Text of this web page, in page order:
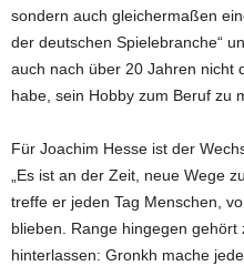
sondern auch gleichermaßen
der deutschen Spielebranche“
auch nach über 20 Jahren nicht
habe, sein Hobby zum Beruf zu
Für Joachim Hesse ist der
„Es ist an der Zeit, neue Wege
treffe er jeden Tag Menschen,
blieben. Range hingegen
hinterlassen: Gronkh mache